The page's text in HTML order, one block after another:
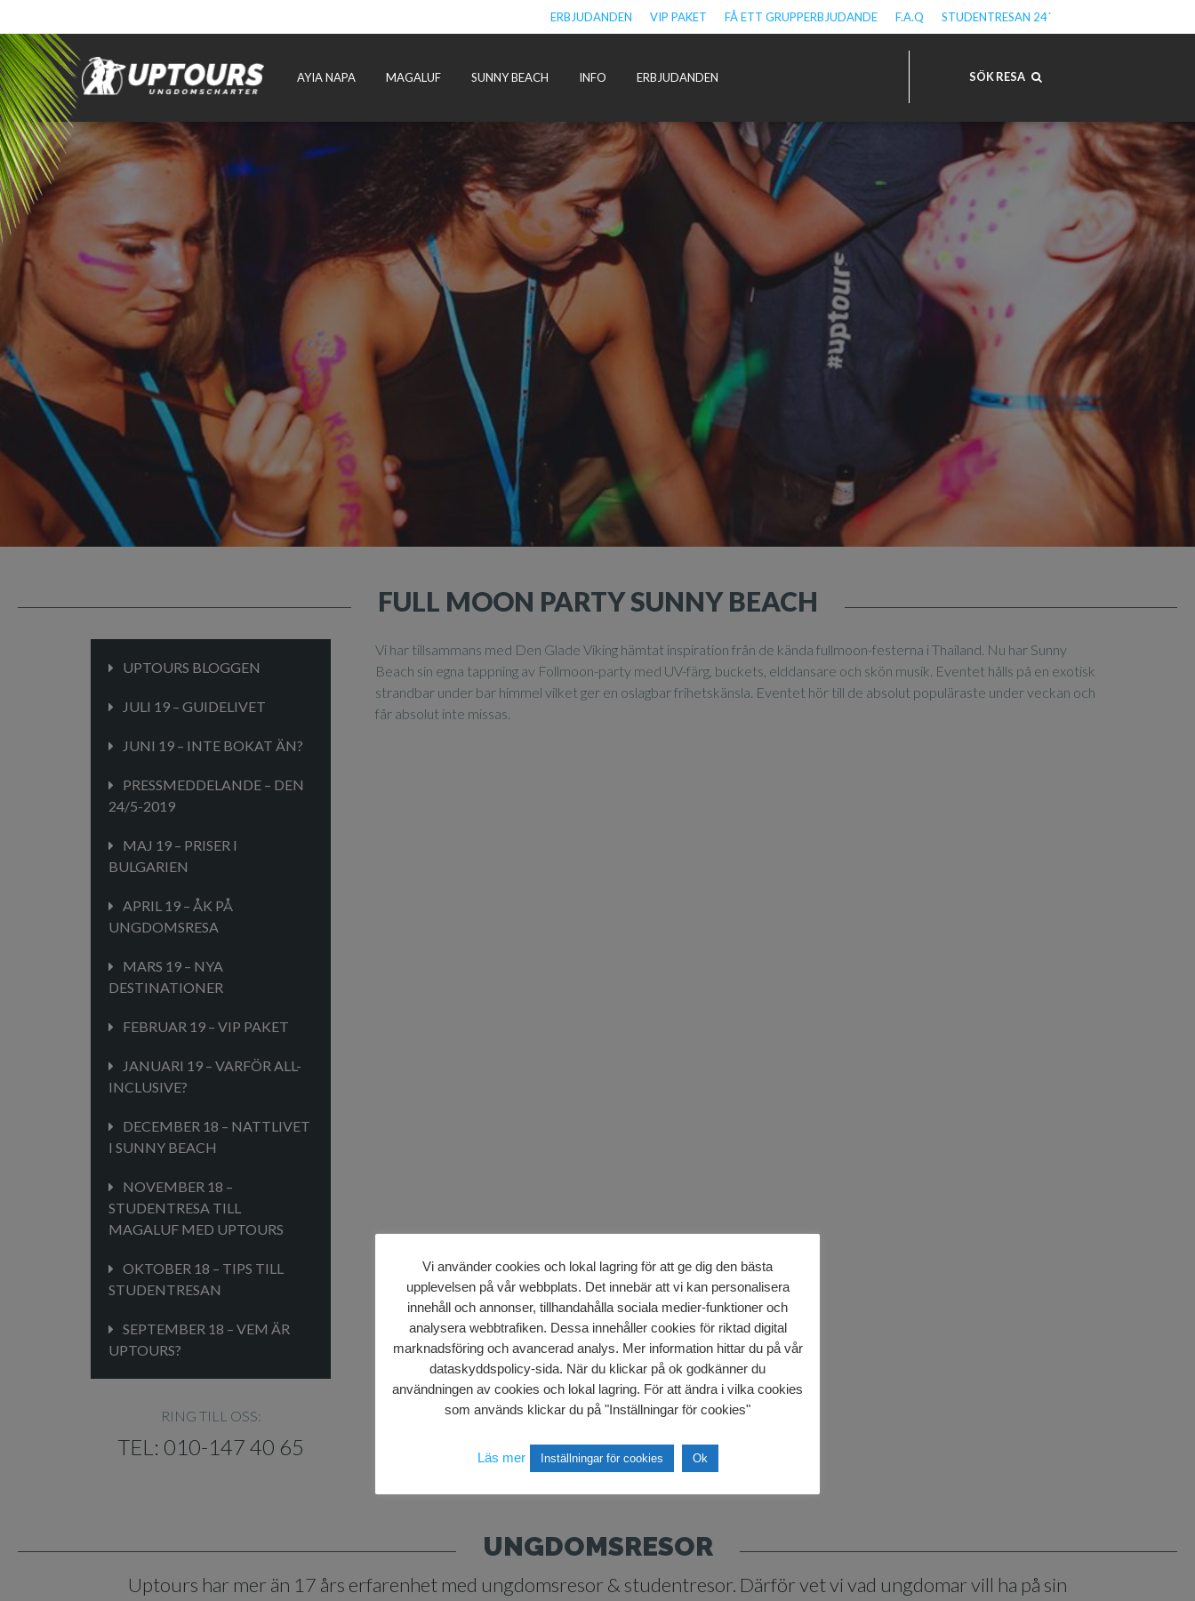
ERBJUDANDEN VIP PAKET FÅ ETT GRUPPERBJUDANDE F.A.Q STUDENTRESAN 24´
AYIA NAPA MAGALUF SUNNY BEACH INFO ERBJUDANDEN SÖK RESA
FULL MOON PARTY SUNNY BEACH
UPTOURS BLOGGEN
JULI 19 – GUIDELIVET
JUNI 19 – INTE BOKAT ÄN?
PRESSMEDDELANDE – DEN
24/5-2019
MAJ 19 – PRISER I
BULGARIEN
APRIL 19 – ÅK PÅ
UNGDOMSRESA
MARS 19 – NYA
DESTINATIONER
FEBRUAR 19 – VIP PAKET
JANUARI 19 – VARFÖR ALL-
INCLUSIVE?
DECEMBER 18 – NATTLIVET
I SUNNY BEACH
NOVEMBER 18 –
STUDENTRESA TILL
MAGALUF MED UPTOURS
OKTOBER 18 – TIPS TILL
STUDENTRESAN
SEPTEMBER 18 – VEM ÄR
UPTOURS?
RING TILL OSS:
TEL: 010-147 40 65
Vi har tillsammans med Den Glade Viking hämtat inspiration från de kända fullmoon-festerna i Thailand. Nu har Sunny
Beach sin egna tappning av Follmoon-party med UV-färg, buckets, elddansare och skön musik. Eventet hålls på en exotisk
strandbar under bar himmel vilket ger en oslagbar frihetskänsla. Eventet hör till de absolut populäraste under veckan och
får absolut inte missas.
UNGDOMSRESOR
Uptours har mer än 17 års erfarenhet med ungdomsresor & studentresor. Därför vet vi vad ungdomar vill ha på sin
Vi använder cookies och lokal lagring för att ge dig den bästa
upplevelsen på vår webbplats. Det innebär att vi kan personalisera
innehåll och annonser, tillhandahålla sociala medier-funktioner och
analysera webbtrafiken. Dessa innehåller cookies för riktad digital
marknadsföring och avancerad analys. Mer information hittar du på vår
dataskyddspolicy-sida. När du klickar på ok godkänner du
användningen av cookies och lokal lagring. För att ändra i vilka cookies
som används klickar du på "Inställningar för cookies"
Läs mer Inställningar för cookies Ok